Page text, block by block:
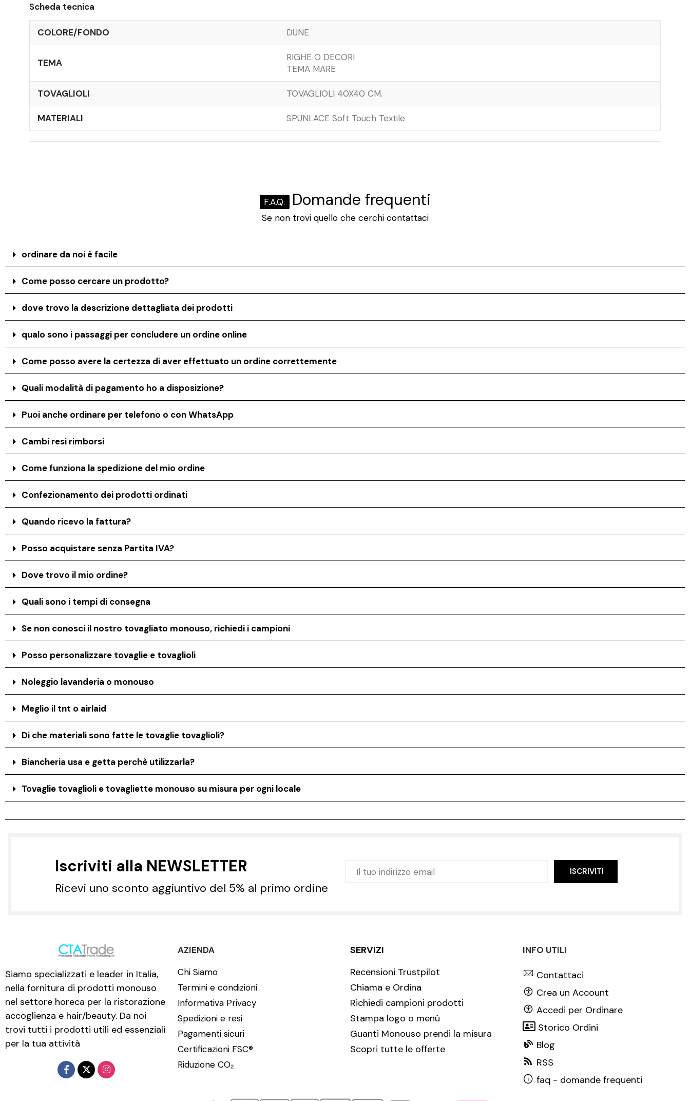
Scheda tecnica
COLORE/FONDO DUNE
TEMA
RIGHE O DECORI
TEMA MARE
TOVAGLIOLI TOVAGLIOLI 40X40 CM.
MATERIALI SPUNLACE Soft Touch Textile
F.A.Q. Domande frequenti
Se non trovi quello che cerchi contattaci
ordinare da noi è facile
Come posso cercare un prodotto?
dove trovo la descrizione dettagliata dei prodotti
qualo sono i passaggi per concludere un ordine online
Come posso avere la certezza di aver effettuato un ordine correttemente
Quali modalità di pagamento ho a disposizione?
Puoi anche ordinare per telefono o con WhatsApp
Cambi resi rimborsi
Come funziona la spedizione del mio ordine
Confezionamento dei prodotti ordinati
Quando ricevo la fattura?
Posso acquistare senza Partita IVA?
Dove trovo il mio ordine?
Quali sono i tempi di consegna
Se non conosci il nostro tovagliato monouso, richiedi i campioni
Posso personalizzare tovaglie e tovaglioli
Noleggio lavanderia o monouso
Meglio il tnt o airlaid
Di che materiali sono fatte le tovaglie tovaglioli?
Biancheria usa e getta perchè utilizzarla?
Tovaglie tovaglioli e tovagliette monouso su misura per ogni locale
Iscriviti alla NEWSLETTER
Ricevi uno sconto aggiuntivo del 5% al primo ordine
ISCRIVITI
Siamo specializzati e leader in Italia,
nella fornitura di prodotti monouso
nel settore horeca per la ristorazione
accoglienza e hair/beauty. Da noi
trovi tutti i prodotti utili ed essenziali
per la tua attività
AZIENDA
Chi Siamo
Termini e condizioni
Informativa Privacy
Spedizioni e resi
Pagamenti sicuri
Certificazioni FSC®
Riduzione CO₂
SERVIZI
Recensioni Trustpilot
Chiama e Ordina
Richiedi campioni prodotti
Stampa logo o menù
Guanti Monouso prendi la misura
Scopri tutte le offerte
INFO UTILI
Contattaci
Crea un Account
Accedi per Ordinare
Storico Ordini
Blog
RSS
faq - domande frequenti